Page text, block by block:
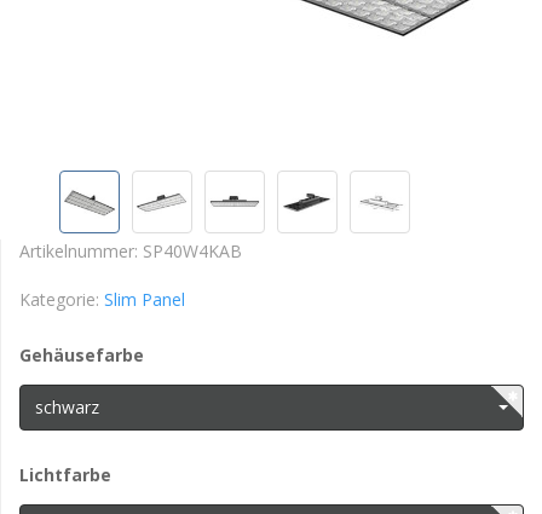
Artikelnummer: SP40W4KAB
Kategorie: Slim Panel
Gehäusefarbe
schwarz
Lichtfarbe